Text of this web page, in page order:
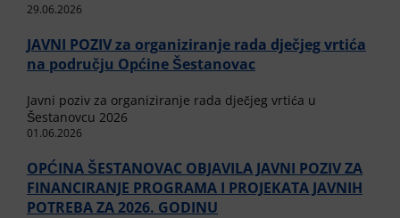
29.06.2026
JAVNI POZIV za organiziranje rada dječjeg vrtića
na području Općine Šestanovac
Javni poziv za organiziranje rada dječjeg vrtića u
Šestanovcu 2026
01.06.2026
OPĆINA ŠESTANOVAC OBJAVILA JAVNI POZIV ZA
FINANCIRANJE PROGRAMA I PROJEKATA JAVNIH
POTREBA ZA 2026. GODINU